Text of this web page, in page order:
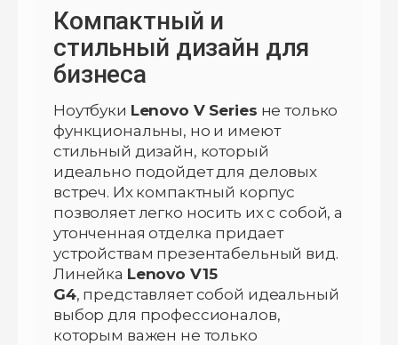
Компактный и
стильный дизайн для
бизнеса
Ноутбуки Lenovo V Series не только
функциональны, но и имеют
стильный дизайн, который
идеально подойдет для деловых
встреч. Их компактный корпус
позволяет легко носить их с собой, а
утонченная отделка придает
устройствам презентабельный вид.
Линейка Lenovo V15
G4, представляет собой идеальный
выбор для профессионалов,
которым важен не только